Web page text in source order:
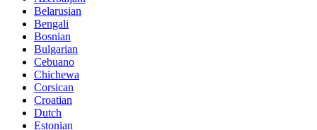
Belarusian
Bengali
Bosnian
Bulgarian
Cebuano
Chichewa
Corsican
Croatian
Dutch
Estonian